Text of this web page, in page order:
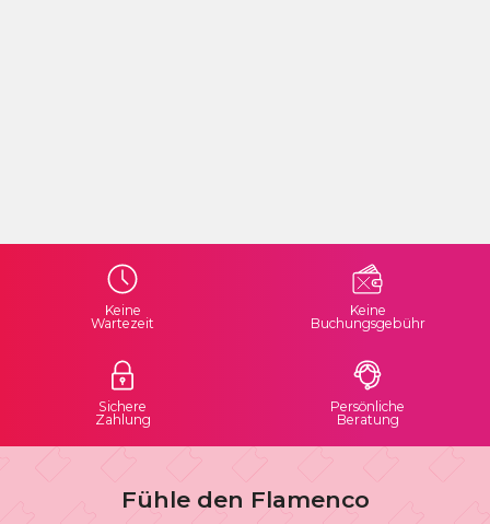
Keine
Wartezeit
Keine
Buchungsgebühr
Sichere
Zahlung
Persönliche
Beratung
Fühle den Flamenco